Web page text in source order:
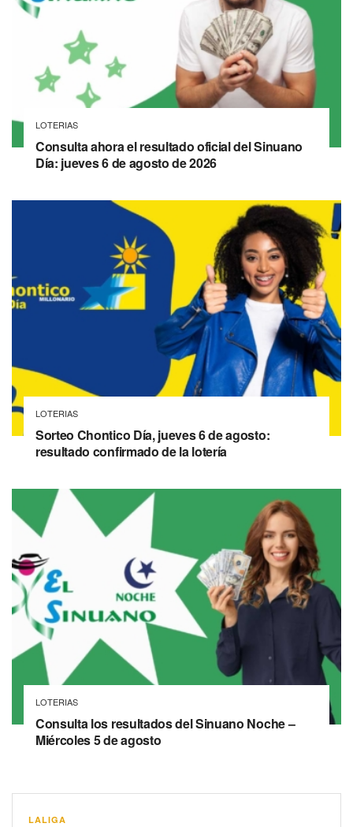
LOTERIAS
Consulta ahora el resultado oficial del Sinuano
Día: jueves 6 de agosto de 2026
LOTERIAS
Sorteo Chontico Día, jueves 6 de agosto:
resultado confirmado de la lotería
LOTERIAS
Consulta los resultados del Sinuano Noche –
Miércoles 5 de agosto
LALIGA